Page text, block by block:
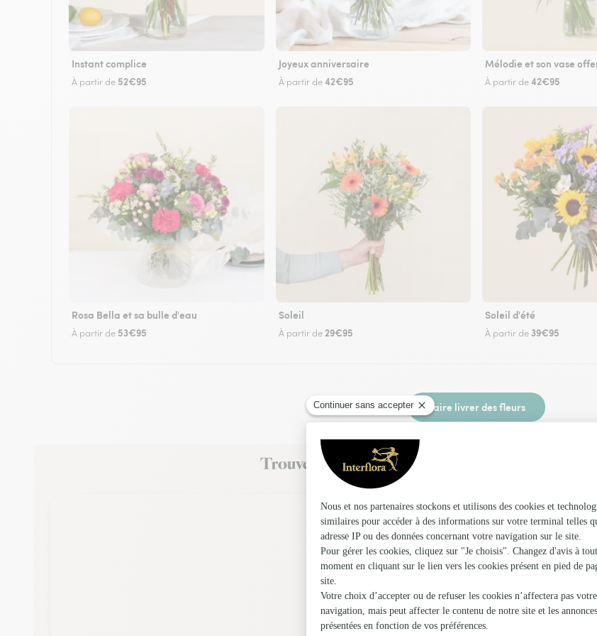
Instant complice
À partir de 52€95
Joyeux anniversaire
À partir de42€95
Mélodie et son vase
À partir de42€95
Rosa Bella et sa bulle d'eau
À partir de 53€95
Soleil
À partir de 29€95
Soleil d'été
À partir de 39€95
Faire livrer des fleurs
Trouvez un fleuriste Interflora à Castelmary et